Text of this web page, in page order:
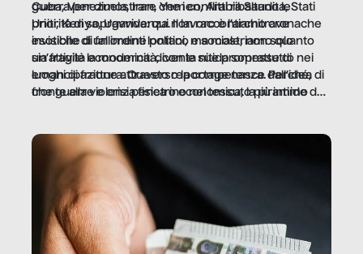
guerra per dimostrare che i conflitti ribaltano le
priorità di sopravvivenza. Il lavoro è l’architrave
invisibile di un ordine politico e sociale, non solo
un’attività economica: diventa nitida soprattutto nei
luoghi di frattura. Questo reportage nasce dall’idea
che guerre e crisi penetrino nel tessuto più intimo
Cuba, Venezuela, Iran, Yemen, Arabia Saudita, Stati
Uniti, Kenya, Uganda: qui non raccontiamo cronache
esotiche di fallimenti lontani, ma mostriamo quanto
sia fragile la modernità, con le sue promesse di
emancipazione attraverso la competenza. Perché, di
fronte alla violenza fisica o economica, la piramide del